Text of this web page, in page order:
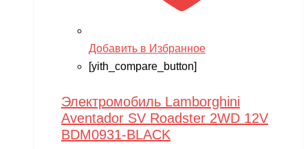
Добавить в Избранное
[yith_compare_button]
Электромобиль Lamborghini
Aventador SV Roadster 2WD 12V
BDM0931-BLACK